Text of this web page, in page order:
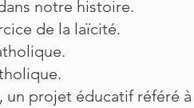
notre histoire.
de la laïcité.
projet éducatif référé à